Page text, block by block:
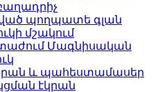
պողպատե գլան
մշակում
Մագնիսական
և պահեստամասեր
էկրան